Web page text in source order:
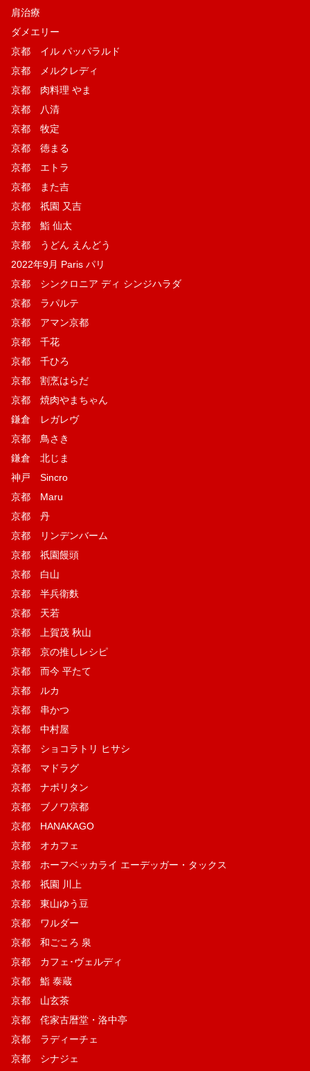
肩治療
ダメエリー
京都 イル パッパラルド
京都 メルクレディ
京都 肉料理 やま
京都 八清
京都 牧定
京都 徳まる
京都 エトラ
京都 また吉
京都 祇園 又吉
京都 鮨 仙太
京都 うどん えんどう
2022年9月 Paris パリ
京都 シンクロニア ディ シンジハラダ
京都 ラパルテ
京都 アマン京都
京都 千花
京都 千ひろ
京都 割烹はらだ
京都 焼肉やまちゃん
鎌倉 レガレヴ
京都 鳥さき
鎌倉 北じま
神戸 Sincro
京都 Maru
京都 丹
京都 リンデンバーム
京都 祇園饅頭
京都 白山
京都 半兵衛麩
京都 天若
京都 上賀茂 秋山
京都 京の推しレシピ
京都 而今 平たて
京都 ルカ
京都 串かつ
京都 中村屋
京都 ショコラトリ ヒサシ
京都 マドラグ
京都 ナポリタン
京都 ブノワ京都
京都 HANAKAGO
京都 オカフェ
京都 ホーフベッカライ エーデッガー・タックス
京都 祇園 川上
京都 東山ゆう豆
京都 ワルダー
京都 和ごころ 泉
京都 カフェ･ヴェルディ
京都 鮨 泰蔵
京都 山玄茶
京都 侘家古暦堂・洛中亭
京都 ラディーチェ
京都 シナジェ